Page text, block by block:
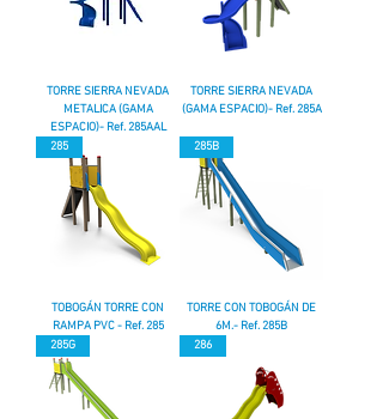
TORRE SIERRA NEVADA
METALICA (GAMA
ESPACIO)- Ref. 285AAL
TORRE SIERRA NEVADA
(GAMA ESPACIO)- Ref. 285A
285
TOBOGÁN TORRE CON
RAMPA PVC - Ref. 285
285B
TORRE CON TOBOGÁN DE
6M.- Ref. 285B
285G
286